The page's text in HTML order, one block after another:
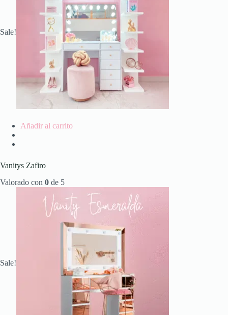
Sale!
Añadir al carrito
Vanitys Zafiro
Valorado con 0 de 5
Sale!